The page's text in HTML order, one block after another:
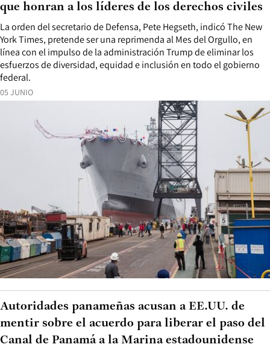
05 JUNIO
La orden del secretario de Defensa, Pete Hegseth, indicó The New
York Times, pretende ser una reprimenda al Mes del Orgullo, en
línea con el impulso de la administración Trump de eliminar los
esfuerzos de diversidad, equidad e inclusión en todo el gobierno
federal.
que honran a los líderes de los derechos civiles
Autoridades panameñas acusan a EE.UU. de
mentir sobre el acuerdo para liberar el paso del
Canal de Panamá a la Marina estadounidense